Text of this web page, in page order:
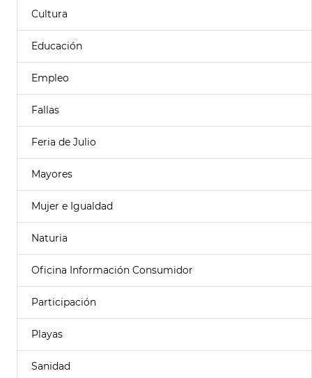
Cultura
Educación
Empleo
Fallas
Feria de Julio
Mayores
Mujer e Igualdad
Naturia
Oficina Información Consumidor
Participación
Playas
Sanidad